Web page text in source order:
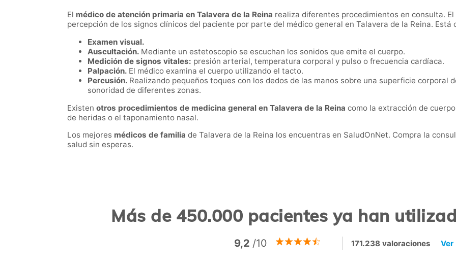
El médico de atención primaria en Talavera de la Reina realiza diferentes procedimientos en consulta.
percepción de los signos clínicos del paciente por parte del médico general en Talavera de la Reina. Está
Examen visual.
Auscultación. Mediante un estetoscopio se escuchan los sonidos que emite el cuerpo.
Medición de signos vitales: presión arterial, temperatura corporal y pulso o frecuencia cardíaca.
Palpación. El médico examina el cuerpo utilizando el tacto.
Percusión. Realizando pequeños toques con los dedos de las manos sobre una superficie corporal
sonoridad de diferentes zonas.
Existen otros procedimientos de medicina general en Talavera de la Reina como la extracción de
de heridas o el taponamiento nasal.
Los mejores médicos de familia de Talavera de la Reina los encuentras en SaludOnNet. Compra la
salud sin esperas.
Más de 450.000 pacientes ya han
9,2 /10 171.238 valoraciones Ver